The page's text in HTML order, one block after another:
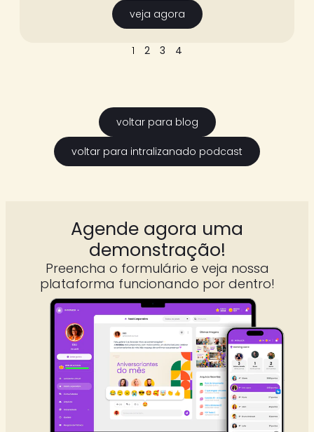
veja agora
1 2 3 4
voltar para blog
voltar para intralizanado podcast
Agende agora uma
demonstração!
Preencha o formulário e veja nossa
plataforma funcionando por dentro!